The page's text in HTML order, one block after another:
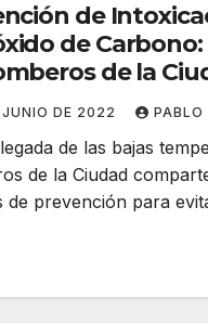
de
de Carbono:
de la
JUNIO DE 2022 PABLO
de las bajas
de la Ciudad
de prevención para